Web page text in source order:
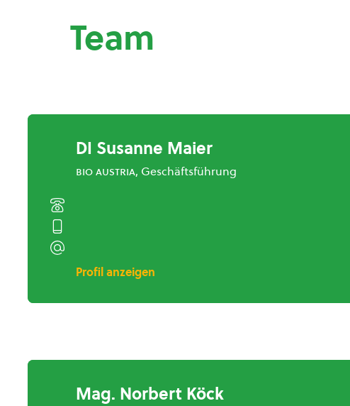
Team
DI Susanne Maier
bio austria, Geschäftsführung
Profil anzeigen
Mag. Norbert Köck